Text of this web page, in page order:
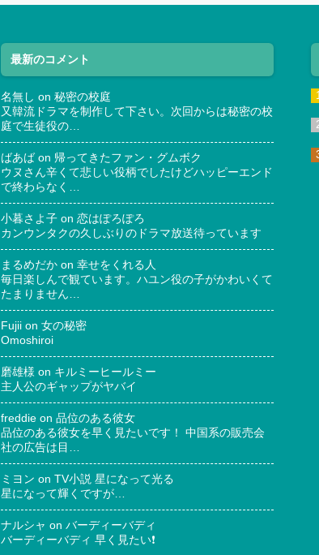
最新のコメント
名無し on 秘密の校庭
又韓流ドラマを制作して下さい。次回からは秘密の校
庭で生徒役の…
ばあば on 帰ってきたファン・グムボク
ウヌさん辛くて悲しい役柄でしたけどハッピーエンド
で終わらなく…
小暮さよ子 on 恋はぽろぽろ
カンウンタクの久しぶりのドラマ放送待っています
まるめだか on 幸せをくれる人
毎日楽しんで観ています。ハユン役の子がかわいくて
たまりません…
Fujii on 女の秘密
Omoshiroi
磨雄様 on キルミーヒールミー
主人公のギャップがヤバイ
freddie on 品位のある彼女
品位のある彼女を早く見たいです！ 中国系の販売会
社の広告は目…
ミヨン on TV小説 星になって光る
星になって輝くですが…
ナルシャ on バーディーバディ
バーディーバディ 早く見たい❗